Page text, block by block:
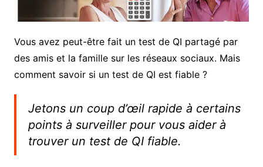
Vous avez peut-être fait un test de QI partagé par
des amis et la famille sur les réseaux sociaux. Mais
comment savoir si un test de QI est fiable ?
Jetons un coup d’œil rapide à certains
points à surveiller pour vous aider à
trouver un test de QI fiable.